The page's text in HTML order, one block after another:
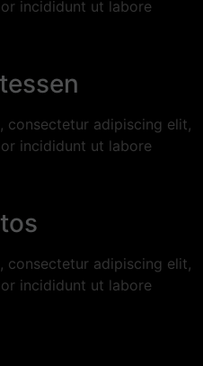
incididunt ut labore
consectetur adipiscing elit,
incididunt ut labore
consectetur adipiscing elit,
incididunt ut labore